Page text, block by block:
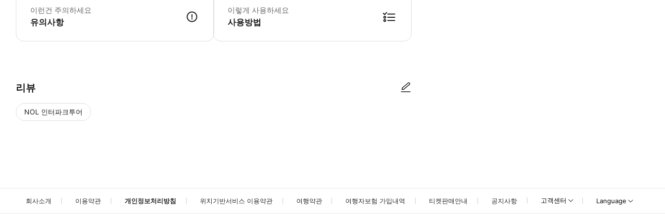
이런건 주의하세요
유의사항
이렇게 사용하세요
사용방법
리뷰
NOL 인터파크투어
회사소개 이용약관 개인정보처리방침 위치기반서비스 이용약관 여행약관 여행자보험 가입내역 티켓판매안내 공지사항 고객센터 Language